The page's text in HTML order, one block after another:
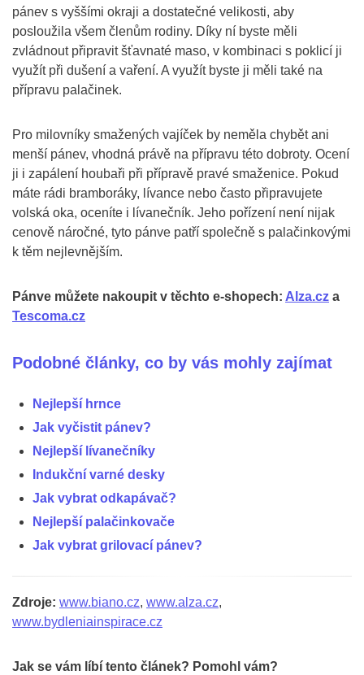
pánev s vyššími okraji a dostatečné velikosti, aby
posloužila všem členům rodiny. Díky ní byste měli
zvládnout připravit šťavnaté maso, v kombinaci s poklicí ji
využít při dušení a vaření. A využít byste ji měli také na
přípravu palačinek.
Pro milovníky smažených vajíček by neměla chybět ani
menší pánev, vhodná právě na přípravu této dobroty. Ocení
ji i zapálení houbaři při přípravě pravé smaženice. Pokud
máte rádi bramboráky, lívance nebo často připravujete
volská oka, oceníte i lívanečník. Jeho pořízení není nijak
cenově náročné, tyto pánve patří společně s palačinkovými
k těm nejlevnějším.
Pánve můžete nakoupit v těchto e-shopech: Alza.cz a
Tescoma.cz
Podobné články, co by vás mohly zajímat
Nejlepší hrnce
Jak vyčistit pánev?
Nejlepší lívanečníky
Indukční varné desky
Jak vybrat odkapávač?
Nejlepší palačinkovače
Jak vybrat grilovací pánev?
Zdroje: www.biano.cz, www.alza.cz,
www.bydleniainspirace.cz
Jak se vám líbí tento článek? Pomohl vám?